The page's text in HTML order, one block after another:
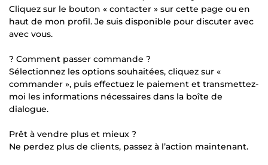
Cliquez sur le bouton « contacter » sur cette page ou en
haut de mon profil. Je suis disponible pour discuter avec
avec vous.
? Comment passer commande ?
Sélectionnez les options souhaitées, cliquez sur «
commander », puis effectuez le paiement et transmettez-
moi les informations nécessaires dans la boîte de
dialogue.
Prêt à vendre plus et mieux ?
Ne perdez plus de clients, passez à l’action maintenant.